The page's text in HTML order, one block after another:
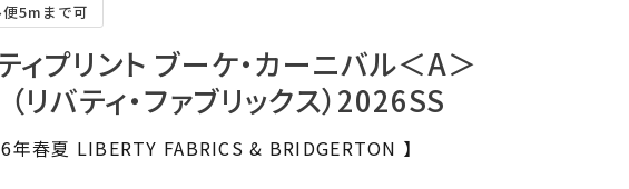
5mまで可
ィプリント ブーケ・カーニバル＜A＞
リバティ・ファブリックス）2026SS
年春夏 LIBERTY FABRICS & BRIDGERTON 】